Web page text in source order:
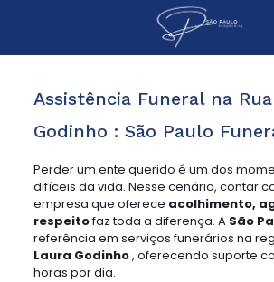
Assistência Funeral na
Godinho : São Paulo
Perder um ente querido é um dos
difíceis da vida. Nesse cenário, contar
empresa que oferece acolhimento,
respeitofaz toda a diferença. A São
referência em serviços funerários na
Laura Godinho, oferecendo suporte
horas por dia.